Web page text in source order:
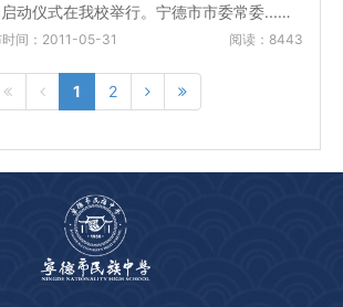
动仪式在我校举行。宁德市市委常委...…
时间：2011-05-31 阅读：8443
1 2